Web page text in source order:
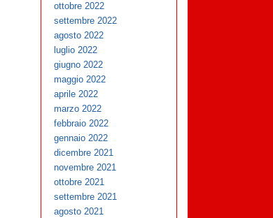
ottobre 2022
settembre 2022
agosto 2022
luglio 2022
giugno 2022
maggio 2022
aprile 2022
marzo 2022
febbraio 2022
gennaio 2022
dicembre 2021
novembre 2021
ottobre 2021
settembre 2021
agosto 2021